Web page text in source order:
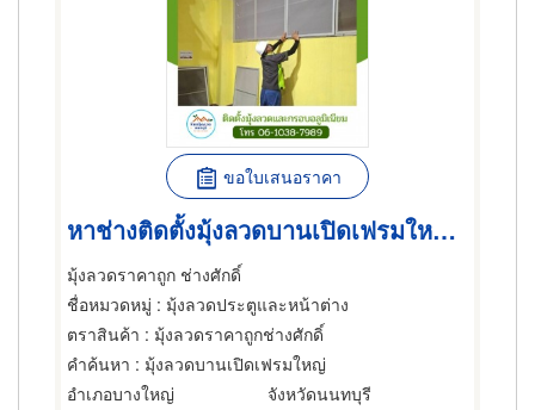
ขอใบเสนอราคา
หาช่างติดตั้งมุ้งลวดบานเปิดเฟรมใหญ่ ราคาประหยัด
มุ้งลวดราคาถูก ช่างศักดิ์
ชื่อหมวดหมู่ : มุ้งลวดประตูและหน้าต่าง
ตราสินค้า : มุ้งลวดราคาถูกช่างศักดิ์
คำค้นหา : มุ้งลวดบานเปิดเฟรมใหญ่
อำเภอบางใหญ่
จังหวัดนนทบุรี